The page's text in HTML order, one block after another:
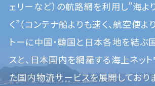
ェリーなど）の航路網を利用し”海よ
く”（コンテナ船よりも速く、航空便よ
トーに中国・韓国と日本各地を結ぶ
スと、日本国内を網羅する海上ネッ
た国内物流サービスを展開しており